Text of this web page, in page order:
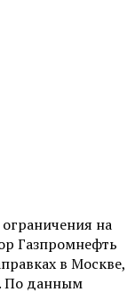
на
Газпромнефть
в Москве,
По данным